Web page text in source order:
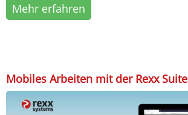
Mehr erfahren
Mobiles Arbeiten mit der Rexx Suite